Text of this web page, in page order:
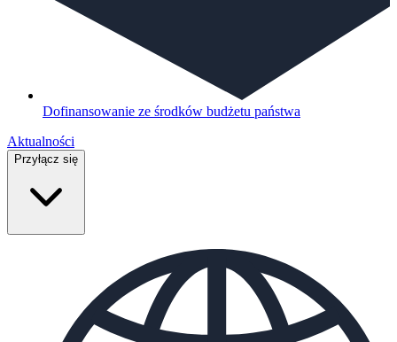
Dofinansowanie ze środków budżetu państwa
Aktualności
Przyłącz się